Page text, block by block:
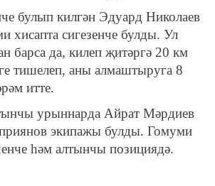
булып килгән Эдуард Николаев
хисапта сигезенче булды. Ул
барса да, килеп җитәргә 20 км
тишелеп, аны алмаштыруга 8
итте.
урыннарда Айрат Мәрдиев
экипажы булды. Гомуми
һәм алтынчы позициядә.